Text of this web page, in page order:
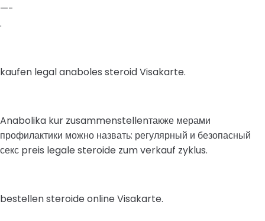
—-
.
kaufen legal anaboles steroid Visakarte.
Anabolika kur zusammenstellenтакже мерами
профилактики можно назвать: регулярный и безопасный
секс preis legale steroide zum verkauf zyklus.
bestellen steroide online Visakarte.